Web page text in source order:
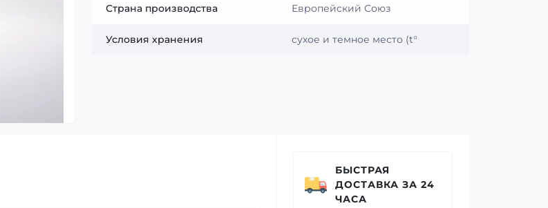
Страна производства Европейский Союз
Условия хранения сухое и темное место (t°
БЫСТРАЯ
ДОСТАВКА ЗА 24
ЧАСА